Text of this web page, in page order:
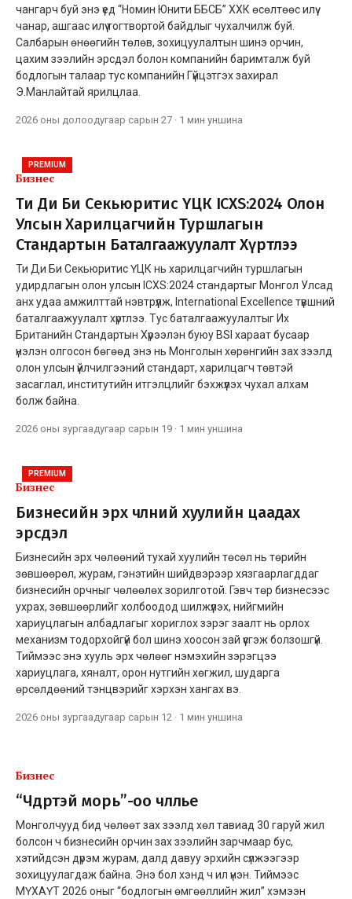
чангарч буй энэ үед “Номин Юнити ББСБ” ХХК өсөлтөөс илүү
чанар, ашгаас илүү тогтвортой байдлыг чухалчилж буй.
Салбарын өнөөгийн төлөв, зохицуулалтын шинэ орчин,
цахим зээлийн эрсдэл болон компанийн баримталж буй
бодлогын талаар тус компанийн Гүйцэтгэх захирал
Э.Манлайтай ярилцлаа.
2026 оны долоодугаар сарын 27 · 1 мин уншина
PREMIUM
Бизнес
Ти Ди Би Секьюритис ҮЦК ICXS:2024 Олон
Улсын Харилцагчийн Туршлагын
Стандартын Баталгаажуулалт Хүртлээ
Ти Ди Би Секьюритис ҮЦК нь харилцагчийн туршлагын
удирдлагын олон улсын ICXS:2024 стандартыг Монгол Улсад
анх удаа амжилттай нэвтрүүлж, International Excellence түвшний
баталгаажуулалт хүртлээ. Тус баталгаажуулалтыг Их
Британийн Стандартын Хүрээлэн буюу BSI хараат бусаар
үнэлэн олгосон бөгөөд энэ нь Монголын хөрөнгийн зах зээлд
олон улсын үйлчилгээний стандарт, харилцагч төвтэй
засаглал, институтийн итгэлцлийг бэхжүүлэх чухал алхам
болж байна.
2026 оны зургаадугаар сарын 19 · 1 мин уншина
PREMIUM
Бизнес
Бизнесийн эрх чөлөөний хуулийн цаадах
эрсдэл
Бизнесийн эрх чөлөөний тухай хуулийн төсөл нь төрийн
зөвшөөрөл, журам, гэнэтийн шийдвэрээр хязгаарлагддаг
бизнесийн орчныг чөлөөлөх зорилготой. Гэвч төр бизнесээс
ухрах, зөвшөөрлийг холбоодод шилжүүлэх, нийгмийн
хариуцлагын албадлагыг хориглох зэрэг заалт нь орлох
механизм тодорхойгүй бол шинэ хоосон зай үүсгэж болзошгүй.
Тиймээс энэ хууль эрх чөлөөг нэмэхийн зэрэгцээ
хариуцлага, хяналт, орон нутгийн хөгжил, шударга
өрсөлдөөний тэнцвэрийг хэрхэн хангах вэ.
2026 оны зургаадугаар сарын 12 · 1 мин уншина
Бизнес
“Чөдөртэй морь”-оо чөлөөлье
Монголчууд бид чөлөөт зах зээлд хөл тавиад 30 гаруй жил
болсон ч бизнесийн орчин зах зээлийн зарчмаар бус,
хэтийдсэн дүрэм журам, далд давуу эрхийн сүлжээгээр
зохицуулагдаж байна. Энэ бол хэнд ч ил үнэн. Тиймээс
МҮХАҮТ 2026 оныг “бодлогын өмгөөллийн жил” хэмээн